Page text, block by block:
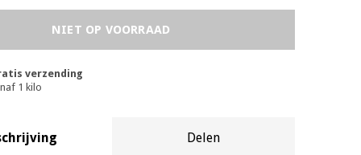
NIET OP VOORRAAD
verzending
1 kilo
Delen